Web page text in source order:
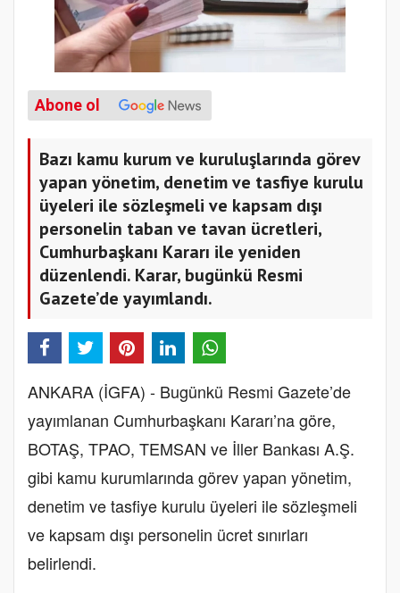
Abone ol
Bazı kamu kurum ve kuruluşlarında görev
yapan yönetim, denetim ve tasfiye kurulu
üyeleri ile sözleşmeli ve kapsam dışı
personelin taban ve tavan ücretleri,
Cumhurbaşkanı Kararı ile yeniden
düzenlendi. Karar, bugünkü Resmi
Gazete’de yayımlandı.
ANKARA (İGFA) - Bugünkü Resmi Gazete’de
yayımlanan Cumhurbaşkanı Kararı’na göre,
BOTAŞ, TPAO, TEMSAN ve İller Bankası A.Ş.
gibi kamu kurumlarında görev yapan yönetim,
denetim ve tasfiye kurulu üyeleri ile sözleşmeli
ve kapsam dışı personelin ücret sınırları
belirlendi.